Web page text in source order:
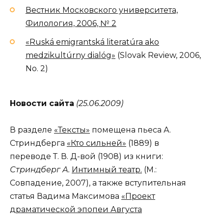
Вестник Московского университета,
Филология, 2006, № 2
«Ruská emigrantská literatúra ako
medzikultúrny dialóg» (Slovak Review, 2006,
No. 2)
Новости сайта (25.06.2009)
В разделе «Тексты» помещена пьеса А.
Стриндберга «Кто сильней» (1889) в
переводе Т. В. Д-вой (1908) из книги:
Стриндберг А. Интимный театр. (М.:
Совпадение, 2007), а также вступительная
статья Вадима Максимова «Проект
драматической эпопеи Августа